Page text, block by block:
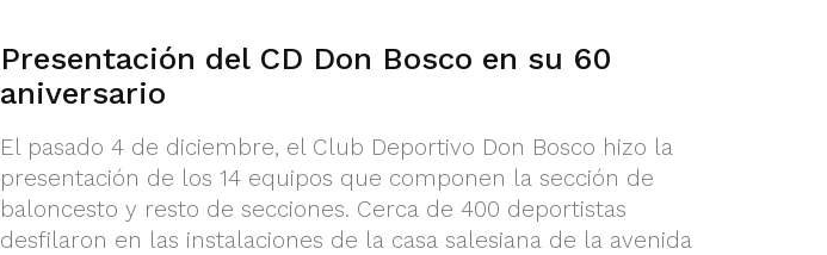
Presentación del CD Don Bosco en su 60
aniversario
El pasado 4 de diciembre, el Club Deportivo Don Bosco hizo la
presentación de los 14 equipos que componen la sección de
baloncesto y resto de secciones. Cerca de 400 deportistas
desfilaron en las instalaciones de la casa salesiana de la avenida